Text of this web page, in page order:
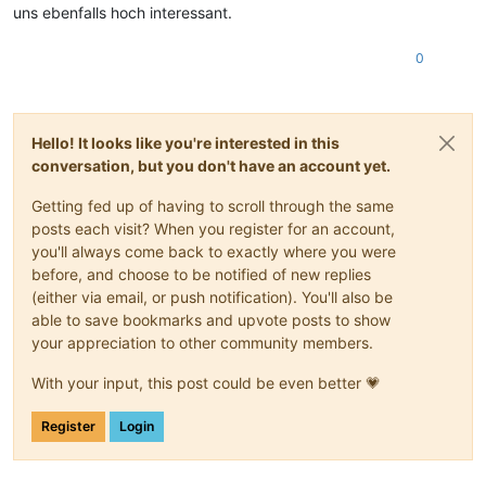
uns ebenfalls hoch interessant.
0
Hello! It looks like you're interested in this
conversation, but you don't have an account yet.
Getting fed up of having to scroll through the same
posts each visit? When you register for an account,
you'll always come back to exactly where you were
before, and choose to be notified of new replies
(either via email, or push notification). You'll also be
able to save bookmarks and upvote posts to show
your appreciation to other community members.
With your input, this post could be even better 💗
Register Login